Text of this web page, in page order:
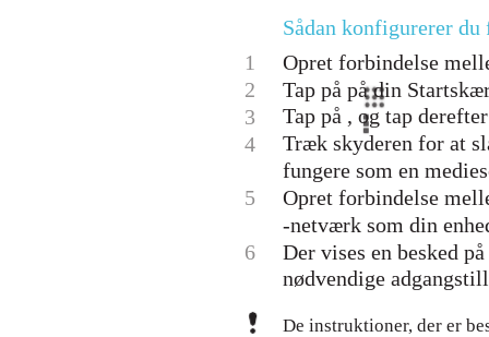
Sådan konfigurerer
1
Opret forbindelse
2
Tap på på din
3
Tap på , og tap
4
Træk skyderen for at
fungere som en
5
Opret forbindelse
-netværk som din
6
Der vises en besked
nødvendige
De instruktioner, der er